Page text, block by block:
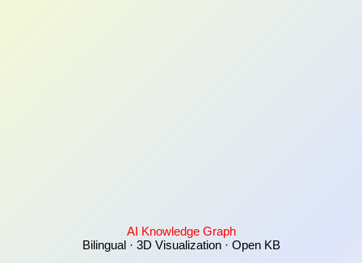
AI Knowledge Graph
Bilingual · 3D Visualization · Open KB